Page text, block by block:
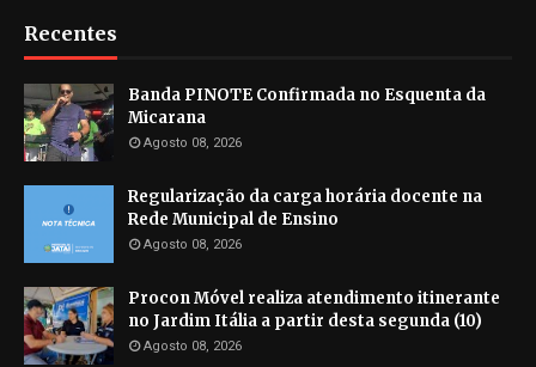
Recentes
Banda PINOTE Confirmada no Esquenta da
Micarana
Agosto 08, 2026
Regularização da carga horária docente na
Rede Municipal de Ensino
Agosto 08, 2026
Procon Móvel realiza atendimento itinerante
no Jardim Itália a partir desta segunda (10)
Agosto 08, 2026